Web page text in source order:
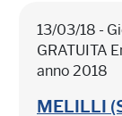
13/03/18 -
GRATUITA
anno 2018
MELILLI